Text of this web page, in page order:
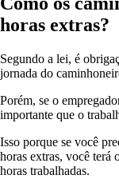
horas extras?
Segundo a lei, é
jornada do
Porém, se o
importante que o
Isso porque se você
horas extras, você terá
horas trabalhadas.